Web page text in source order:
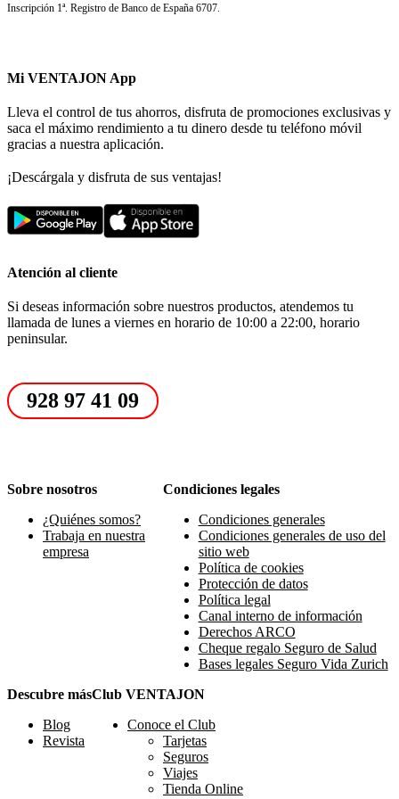
Inscripción 1ª. Registro de Banco de España 6707.
Mi VENTAJON App
Lleva el control de tus ahorros, disfruta de promociones exclusivas y
saca el máximo rendimiento a tu dinero desde tu teléfono móvil
gracias a nuestra aplicación.
¡Descárgala y disfruta de sus ventajas!
Atención al cliente
Si deseas información sobre nuestros productos, atendemos tu
llamada de lunes a viernes en horario de 10:00 a 22:00, horario
peninsular.
928 97 41 09
Sobre nosotros
¿Quiénes somos?
Trabaja en nuestra
empresa
Condiciones legales
Condiciones generales
Condiciones generales de uso del
sitio web
Política de cookies
Protección de datos
Política legal
Canal interno de información
Derechos ARCO
Cheque regalo Seguro de Salud
Bases legales Seguro Vida Zurich
Descubre más
Blog
Revista
Club VENTAJON
Conoce el Club
Tarjetas
Seguros
Viajes
Tienda Online